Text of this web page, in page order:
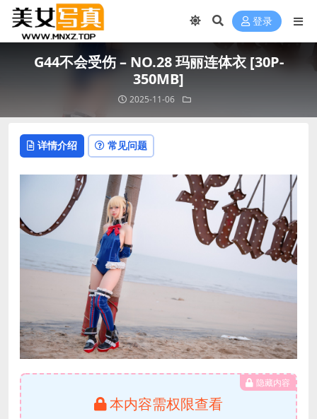
登录
G44不会受伤 – NO.28 玛丽连体衣 [30P-
350MB]
2025-11-06
详情介绍 常见问题
隐藏内容
本内容需权限查看